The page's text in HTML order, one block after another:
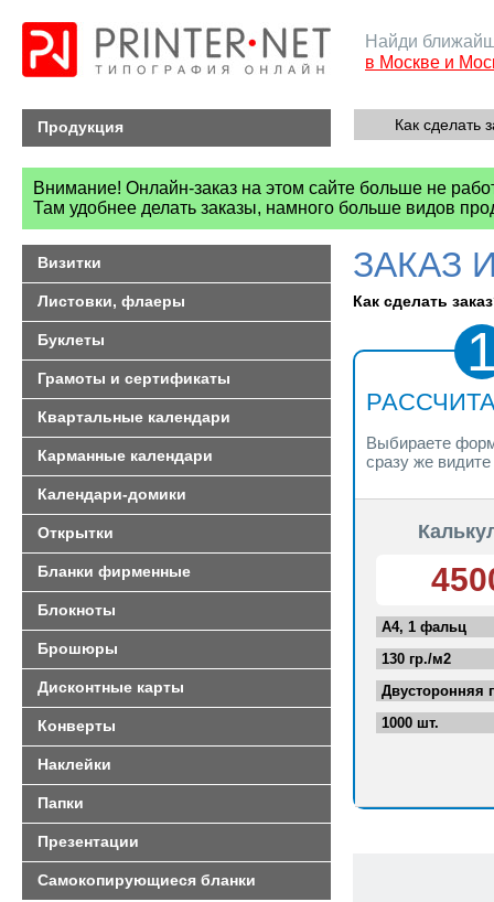
Найди
в Москве и
Продукция Как сделать
Внимание! Онлайн-заказ на этом сайте больше не
Там удобнее делать заказы, намного больше видов
Визитки
Листовки, флаеры
Буклеты
Грамоты и сертификаты
Квартальные календари
Карманные календари
Календари-домики
Открытки
Бланки фирменные
Блокноты
Брошюры
Дисконтные карты
Конверты
Наклейки
Папки
Презентации
Самокопирующиеся бланки
ЗАКАЗ
Как сделать
Выбираете
сразу же видите